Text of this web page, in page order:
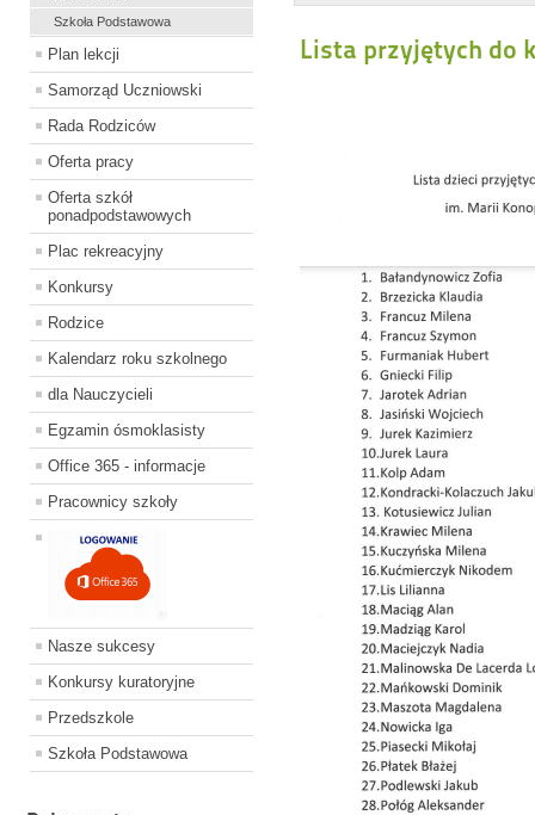
Szkoła Podstawowa
Plan lekcji
Samorząd Uczniowski
Rada Rodziców
Oferta pracy
Oferta szkół
ponadpodstawowych
Plac rekreacyjny
Konkursy
Rodzice
Kalendarz roku szkolnego
dla Nauczycieli
Egzamin ósmoklasisty
Office 365 - informacje
Pracownicy szkoły
Nasze sukcesy
Konkursy kuratoryjne
Przedszkole
Szkoła Podstawowa
Lista przyjętych do